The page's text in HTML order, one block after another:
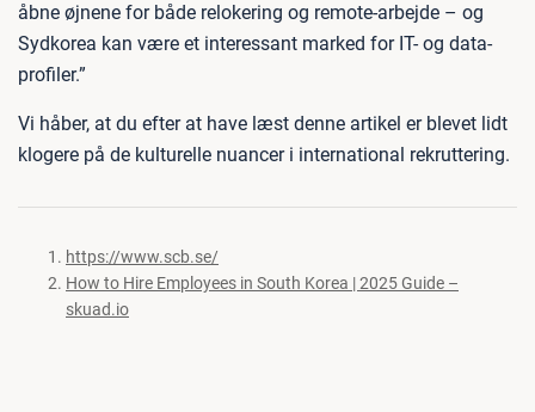
åbne øjnene for både relokering og remote-arbejde – og
Sydkorea kan være et interessant marked for IT- og data-
profiler.”
Vi håber, at du efter at have læst denne artikel er blevet lidt
klogere på de kulturelle nuancer i international rekruttering.
https://www.scb.se/
How to Hire Employees in South Korea | 2025 Guide –
skuad.io